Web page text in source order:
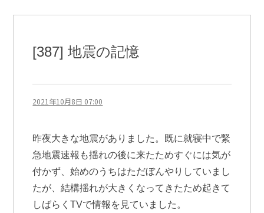
に
[387] 地震の記憶
2021年10月8日 07:00
昨夜大きな地震がありました。既に就寝中で緊
急地震速報も揺れの後に来たためすぐには気が
付かず、始めのうちはただぼんやりしていまし
たが、結構揺れが大きくなってきたため起きて
しばらくTVで情報を見ていました。